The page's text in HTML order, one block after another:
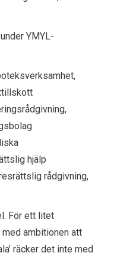
YMYL-
hjälp
rådgivning,
För ett litet
ambitionen att
räcker det inte med